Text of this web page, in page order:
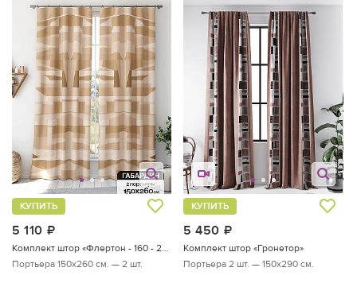
5 110
КУПИТЬ
Комплект штор «Флертон - 160 - 260 см»
Портьера 150х260 см. — 2 шт.
5 450
КУПИТЬ
Комплект штор «Гронетор»
Портьера 2 шт. — 150х290 см.